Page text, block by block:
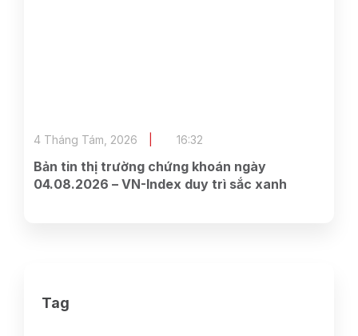
Bản tin thị trường chứng khoán ngày
04.08.2026 – VN-Index duy trì sắc xanh
4 Tháng Tám, 2026 16:32
Tag